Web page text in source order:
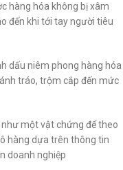
hàng hóa không bị xâm
đến khi tới tay người tiêu
dấu niêm phong hàng hóa
tráo, trộm cắp đến mức
một vật chứng để theo
hàng dựa trên thông tin
doanh nghiệp